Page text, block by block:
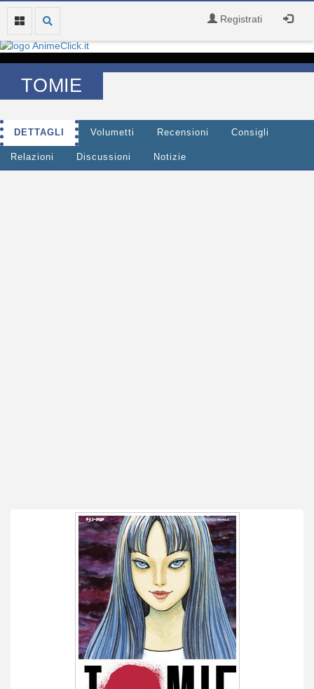
Registrati
TOMIE
DETTAGLI Volumetti Recensioni Consigli
Relazioni Discussioni Notizie